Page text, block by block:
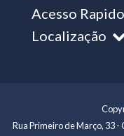
Acesso Rapido
Localização
Rua Primeiro de Março, 33 -